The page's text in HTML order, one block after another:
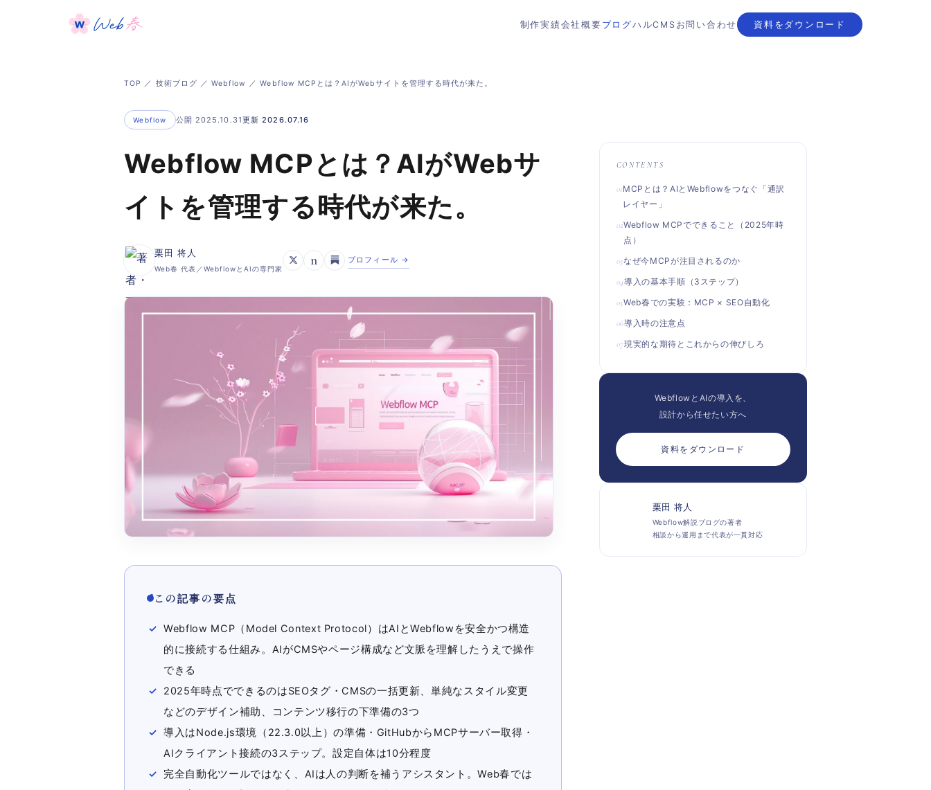
制作実績会社概要 ブログハルCMS お問い合わせ 資料をダウンロード
TOP ／ 技術ブログ ／ Webflow ／ Webflow MCPとは？AIがWebサイトを管理する時代が来た。
Webflow 公開 2025.10.31更新 2026.07.16
Webflow MCPとは？AIがWebサ
イトを管理する時代が来た。
栗田 将人
Web春 代表／WebflowとAIの専門家
n プロフィール →
この記事の要点
Webflow MCP（Model Context Protocol）はAIとWebflowを安全かつ構造
的に接続する仕組み。AIがCMSやページ構成など文脈を理解したうえで操作
できる
2025年時点でできるのはSEOタグ・CMSの一括更新、単純なスタイル変更
などのデザイン補助、コンテンツ移行の下準備の3つ
導入はNode.js環境（22.3.0以上）の準備・GitHubからMCPサーバー取得・
AIクライアント接続の3ステップ。設定自体は10分程度
完全自動化ツールではなく、AIは人の判断を補うアシスタント。Web春では
CONTENTS
MCPとは？AIとWebflowをつなぐ「通訳
レイヤー」
Webflow MCPでできること（2025年時
点）
なぜ今MCPが注目されるのか
導入の基本手順（3ステップ）
Web春での実験：MCP × SEO自動化
導入時の注意点
現実的な期待とこれからの伸びしろ
WebflowとAIの導入を、
設計から任せたい方へ
資料をダウンロード
栗田 将人
Webflow解説ブログの著者
相談から運用まで代表が一貫対応